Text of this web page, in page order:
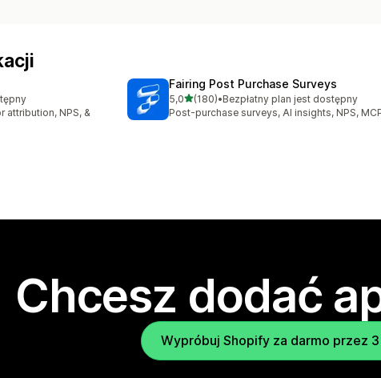
attribution, NPS, &
Fairing Post Purchase Surveys
5,0na 5 gwiazdek
(180)
Łączna liczba recenzji: 180
•Bezpłatny plan jest dostępny
Post-purchase surveys, AI insights, NPS,
Chcesz dodać
Wypróbuj Shopify za darmo przez